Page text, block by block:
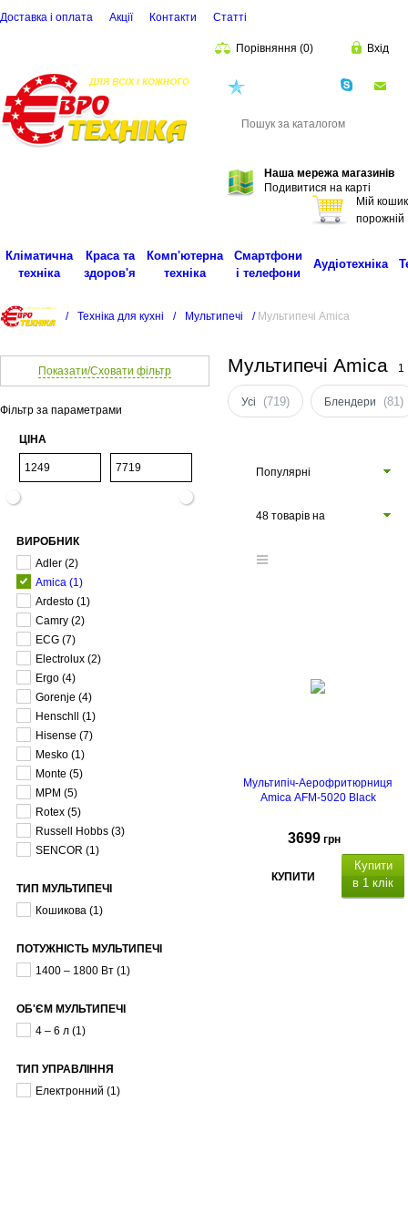
Доставка і оплата Акції Контакти Статті
Порівняння (0) Вхід
Наша мережа магазинів
Подивитися на карті
Мій кошик
порожній
Кліматична
техніка
Краса та
здоров'я
Комп'ютерна
техніка
Смартфони
і телефони
Аудіотехніка
/ Техніка для кухні / Мультипечі / Мультипечі Amica
Показати/Сховати фільтр
Фільтр за параметрами
ЦІНА
ВИРОБНИК
Adler (2)
Amica (1)
Ardesto (1)
Camry (2)
ECG (7)
Electrolux (2)
Ergo (4)
Gorenje (4)
Henschll
(1)
Hisense (7)
Mesko (1)
Monte (5)
MPM (5)
Rotex (5)
Russell Hobbs (3)
SENCOR (1)
ТИП МУЛЬТИПЕЧІ
Кошикова (1)
ПОТУЖНІСТЬ МУЛЬТИПЕЧІ
1400 – 1800 Вт (1)
ОБ'ЄМ МУЛЬТИПЕЧІ
4 – 6 л (1)
ТИП УПРАВЛІННЯ
Електронний (1)
Мультипечі Amica 1
Усі (719) Блендери (81)
Популярні
48 товарів на
Мультипіч-Аерофритюрниця
Amica AFM-5020 Black
3699 грн
КУПИТИ
Купити
в 1 клік